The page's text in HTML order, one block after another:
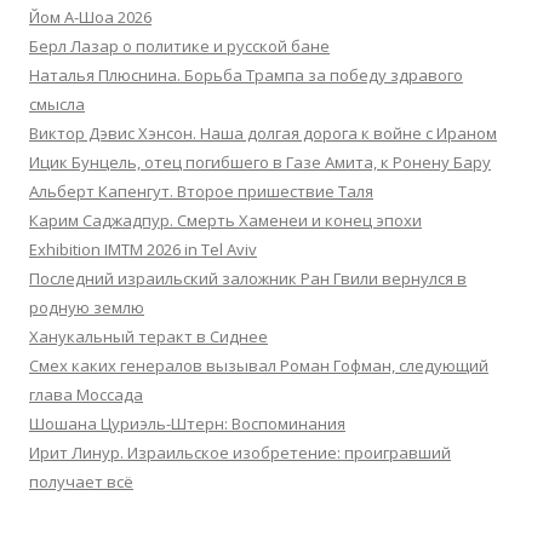
Йом А-Шоа 2026
Берл Лазар о политике и русской бане
Наталья Плюснина. Борьба Трампа за победу здравого
смысла
Виктор Дэвис Хэнсон. Наша долгая дорога к войне с Ираном
Ицик Бунцель, отец погибшего в Газе Амита, к Ронену Бару
Альберт Капенгут. Второе пришествие Таля
Карим Саджадпур. Смерть Хаменеи и конец эпохи
Exhibition IMTM 2026 in Tel Aviv
Последний израильский заложник Ран Гвили вернулся в
родную землю
Ханукальный теракт в Сиднее
Смех каких генералов вызывал Роман Гофман, следующий
глава Моссада
Шошана Цуриэль-Штерн: Воспоминания
Ирит Линур. Израильское изобретение: проигравший
получает всё